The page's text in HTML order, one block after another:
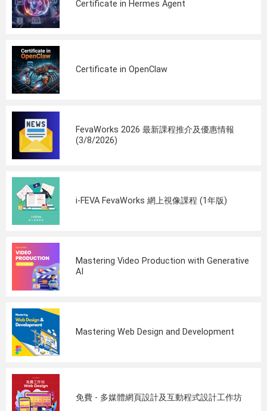
Certificate in Hermes Agent
Certificate in OpenClaw
FevaWorks 2026 最新課程推介及優惠情報
(3/8/2026)
i-FEVA FevaWorks 網上視像課程 (1年版)
Mastering Video Production with Generative
AI
Mastering Web Design and Development
免費 - 多媒體網頁設計及互動程式設計工作坊